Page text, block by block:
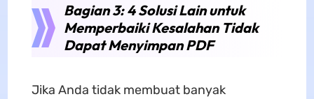
Bagian 3: 4 Solusi Lain untuk
Memperbaiki Kesalahan Tidak
Dapat Menyimpan PDF
Jika Anda tidak membuat banyak